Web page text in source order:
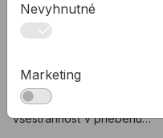
Multipriamkový laser
STABILA LA 180 L
Multipriamkový laser STABILA
LA 180 L poskytuje optimálnu
všestrannosť v priebehu
Nevyhnutné
Marketing